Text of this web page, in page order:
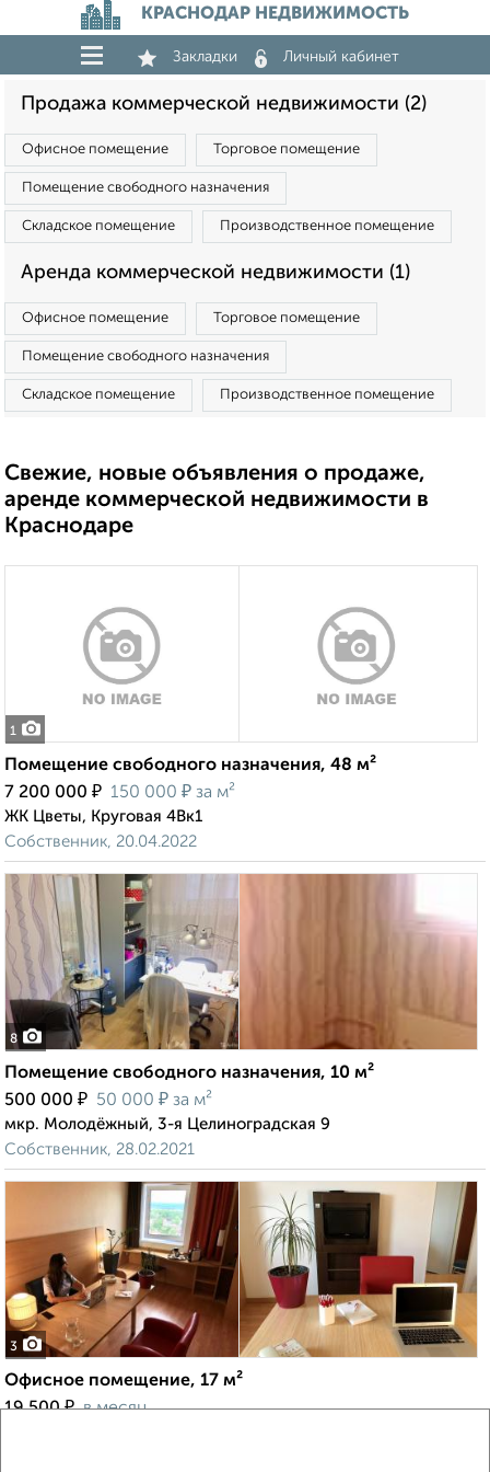
КРАСНОДАР НЕДВИЖИМОСТЬ
Закладки Личный кабинет
Продажа коммерческой недвижимости (2)
Офисное помещение Торговое помещение
Помещение свободного назначения
Складское помещение Производственное помещение
Аренда коммерческой недвижимости (1)
Офисное помещение Торговое помещение
Помещение свободного назначения
Складское помещение Производственное помещение
Свежие, новые объявления о продаже,
аренде коммерческой недвижимости в
Краснодаре
1
Помещение свободного назначения, 48 м²
7 200 000 ₽ 150 000 ₽ за м²
ЖК Цветы, Круговая 4Вк1
Собственник, 20.04.2022
8
Помещение свободного назначения, 10 м²
500 000 ₽ 50 000 ₽ за м²
мкр. Молодёжный, 3-я Целиноградская 9
Собственник, 28.02.2021
3
Офисное помещение, 17 м²
19 500₽ в месяц